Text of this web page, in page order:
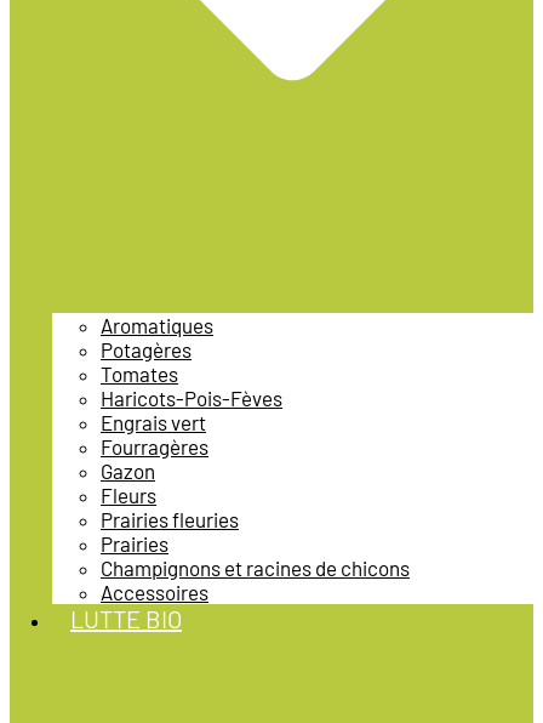
Aromatiques
Potagères
Tomates
Haricots-Pois-Fèves
Engrais vert
Fourragères
Gazon
Fleurs
Prairies fleuries
Prairies
Champignons et racines de chicons
Accessoires
LUTTE BIO